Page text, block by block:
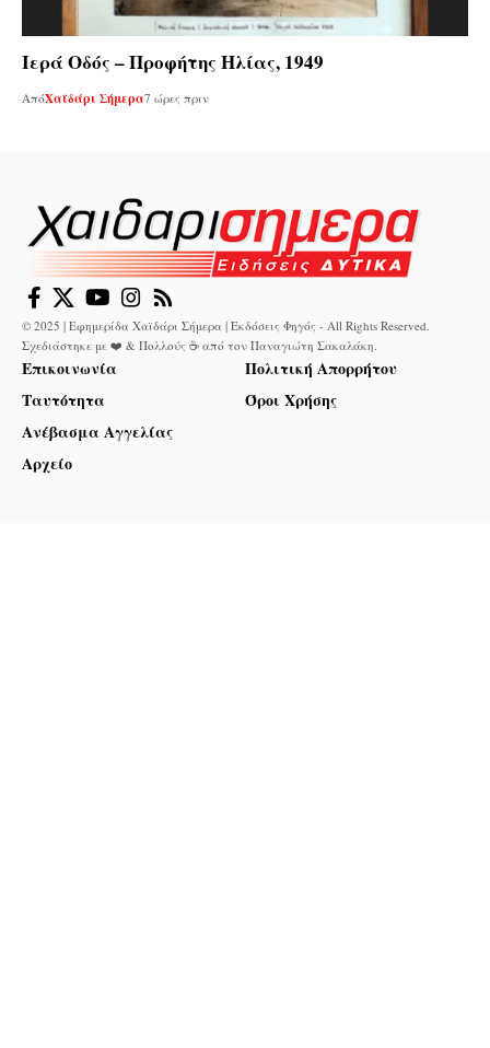
Ιερά Οδός – Προφήτης Ηλίας, 1949
ΑπόΧαϊδάρι Σήμερα7 ώρες πριν
© 2025 | Εφημερίδα Χαϊδάρι Σήμερα | Εκδόσεις Φηγός - All Rights Reserved.
Σχεδιάστηκε με ❤️ & Πολλούς ☕ από τον Παναγιώτη Σακαλάκη.
Επικοινωνία
Ταυτότητα
Ανέβασμα Αγγελίας
Αρχείο
Πολιτική Απορρήτου
Όροι Χρήσης